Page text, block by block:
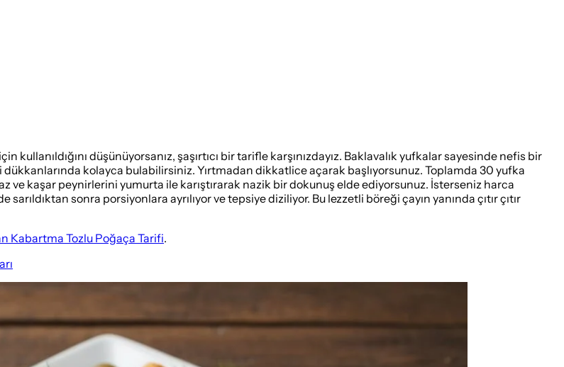
kullanıldığını düşünüyorsanız, şaşırtıcı bir tarifle karşınızdayız. Baklavalık yufkalar sayesinde nefis bir
kolayca bulabilirsiniz. Yırtmadan dikkatlice açarak başlıyorsunuz. Toplamda 30 yufka
ve kaşar peynirlerini yumurta ile karıştırarak nazik bir dokunuş elde ediyorsunuz. İsterseniz harca
sonra porsiyonlara ayrılıyor ve tepsiye diziliyor. Bu lezzetli böreği çayın yanında çıtır çıtır
Kabartma Tozlu Poğaça Tarifi.